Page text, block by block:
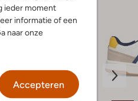
ieder moment
informatie of een
naar onze
Accepteren